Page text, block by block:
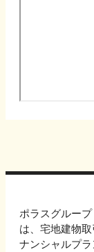
ポラスグルー
は、宅地建物
ナンシャルプ